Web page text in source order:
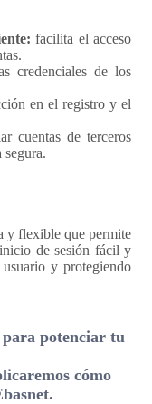
facilita el acceso
credenciales de los
en el registro y el
cuentas de terceros
segura.
y flexible que permite
de sesión fácil y
y protegiendo
para potenciar tu
cómo